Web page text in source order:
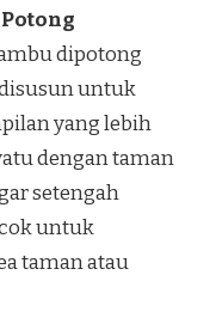
dipotong
untuk
yang lebih
dengan taman
setengah
untuk
taman atau